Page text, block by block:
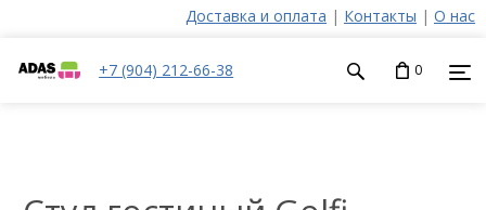
Доставка и оплата | Контакты | О нас
+7 (904) 212-66-38 0